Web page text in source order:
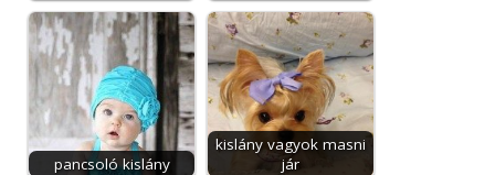
pancsoló kislány
kislány vagyok masni
jár